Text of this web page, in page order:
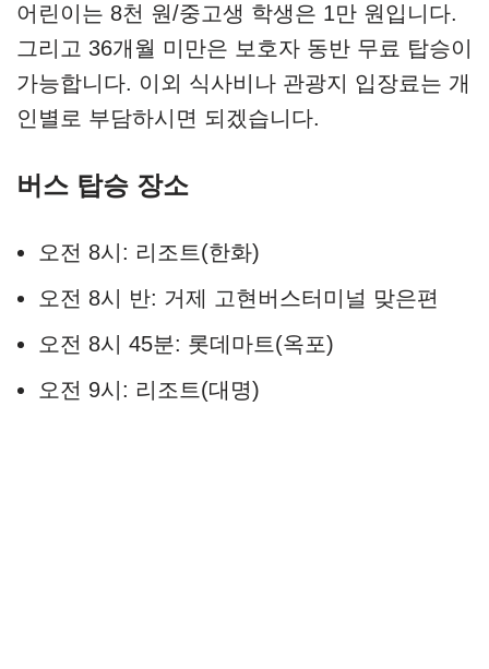
어린이는 8천 원/중고생 학생은 1만 원입니다.
그리고 36개월 미만은 보호자 동반 무료 탑승이
가능합니다. 이외 식사비나 관광지 입장료는 개
인별로 부담하시면 되겠습니다.
버스 탑승 장소
오전 8시: 리조트(한화)
오전 8시 반: 거제 고현버스터미널 맞은편
오전 8시 45분: 롯데마트(옥포)
오전 9시: 리조트(대명)